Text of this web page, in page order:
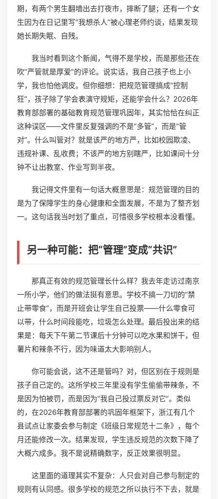
期，有两个男生翻墙出去打夜市，摔断了腿；还有一个女
生因为在日记里写“我想杀人”被心理老师约谈，结果发现
她长期失眠、自残。
我当时看到这个新闻，气得不是学校，而是那些还在
吹“严管就是厚爱”的评论。说实话，我自己孩子也上小
学，我也怕他调皮。但你细想：把规范管理搞成“控制
狂”，孩子除了学会表演守规矩，还能学会什么？2026年
教育部部署的基础教育规范管理巩固年，其实恰恰在纠正
这种误区——文件里反复强调的不是“多管”，而是“管
对”。什么叫管对？就是该严的地方严，比如校园欺凌、
违规补课、乱收费；不该严的地方别瞎严，比如课间十分
钟不让出教室、作业写到半夜。
我记得文件里有一句话大概意思是：规范管理的目的
是为了保障学生的身心健康和全面发展，不是为了整齐划
一。这句话我当时划了重点，可惜很多学校根本没看懂。
另一种可能：把“管理”变成“共识”
那真正有效的规范管理长什么样？我去年走访过南京
一所小学，他们的做法挺有意思。学校不搞一刀切的“禁
止带零食”，而是开班会让学生自己投票——什么零食可
以带，什么时间段能吃，垃圾怎么处理。最后投出来的结
果是：每天下午第二节课后十分钟可以吃水果和饼干，但
薯片和辣条不行，因为味道太大影响别人。
你可能会说，这不还是管吗？对，但区别在于规则是
孩子自己定的。这所学校三年里没有学生偷偷带辣条，不
是因为怕被罚，而是因为“我自己投过票反对它”。类似
的，在2026年教育部部署的巩固年框架下，浙江有几个
县试点让家委会参与制定《班级日常规范十二条》，每个
月还能修改一次。结果发现，学生违反规范的次数下降了
大概六成多。我不是说精确数字，反正效果很明显。
这里面的道理其实不复杂：人只会对自己参与制定的
规则有认同感。很多学校的规范之所以执行不下去，就是